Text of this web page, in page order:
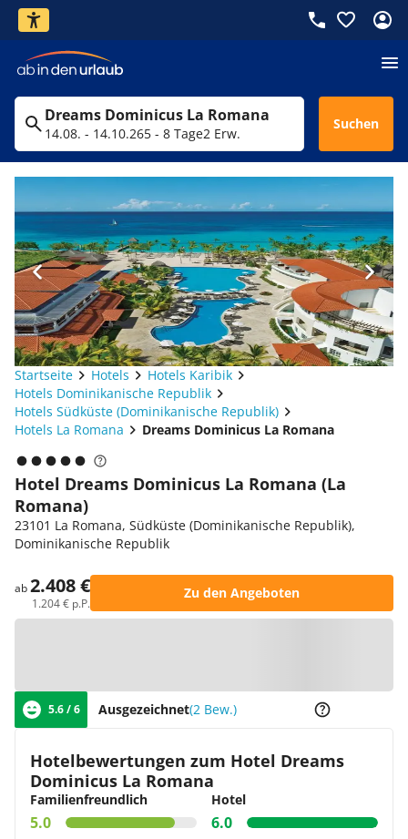
Dreams Dominicus La Romana
14.08. - 14.10.265 - 8 Tage2 Erw.
Suchen
Startseite Hotels
Hotels Karibik
Hotels Dominikanische Republik
Hotels Südküste (Dominikanische Republik)
Hotels La Romana
Dreams Dominicus La Romana
Hotel Dreams Dominicus La Romana (La
Romana)
23101 La Romana, Südküste (Dominikanische Republik),
Dominikanische Republik
ab2.408 €
1.204 € p.P.
Zu den Angeboten
5.6 / 6 Ausgezeichnet(2 Bew.)
Hotelbewertungen zum Hotel Dreams
Dominicus La Romana
Familienfreundlich
5.0
Hotel
6.0